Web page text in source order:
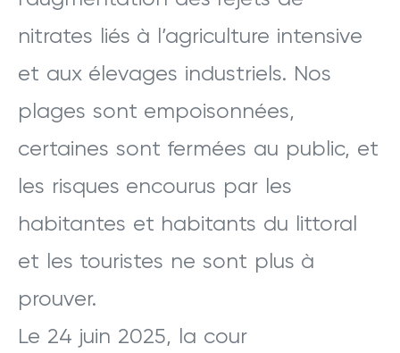
nitrates liés à l’agriculture intensive
et aux élevages industriels. Nos
plages sont empoisonnées,
certaines sont fermées au public, et
les risques encourus par les
habitantes et habitants du littoral
et les touristes ne sont plus à
prouver.
Le 24 juin 2025, la cour